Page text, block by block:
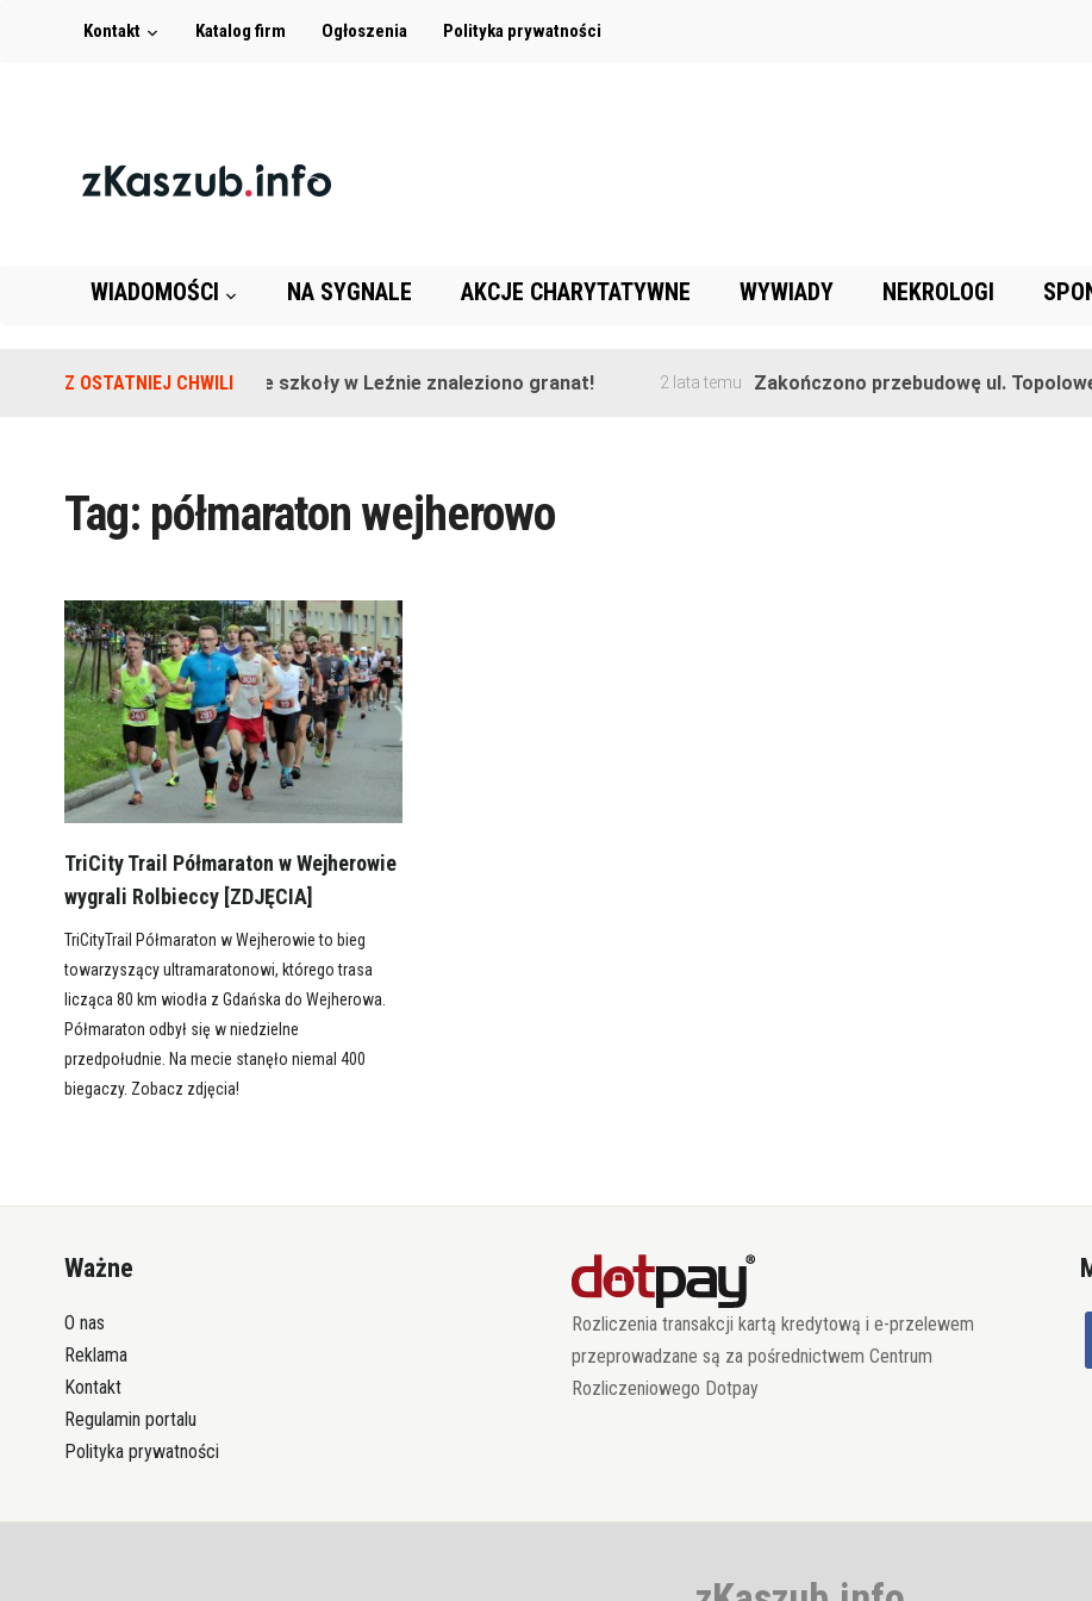
Kontakt Katalog firm Ogłoszenia Polityka prywatności
WIADOMOŚCI NA SYGNALE AKCJE CHARYTATYWNE WYWIADY NEKROLOGI
Z OSTATNIEJ CHWILINa terenie szkoły w Leźnie znaleziono granat! 2 lata temu Zakończono przebudowę ul. Topolowej
Tag: półmaraton wejherowo
TriCity Trail Półmaraton w Wejherowie
wygrali Rolbieccy [ZDJĘCIA]
TriCityTrail Półmaraton w Wejherowie to bieg
towarzyszący ultramaratonowi, którego trasa
licząca 80 km wiodła z Gdańska do Wejherowa.
Półmaraton odbył się w niedzielne
przedpołudnie. Na mecie stanęło niemal 400
biegaczy. Zobacz zdjęcia!
Ważne
O nas
Reklama
Kontakt
Regulamin portalu
Polityka prywatności
Rozliczenia transakcji kartą kredytową i e-przelewem
przeprowadzane są za pośrednictwem Centrum
Rozliczeniowego Dotpay